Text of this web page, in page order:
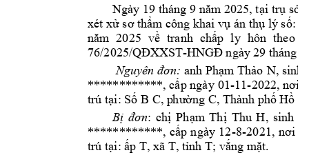
Ngày 19 tháng 9 năm 2025, tại trụ sở
xét xử sơ thẩm công khai vụ án thụ lý số:
năm 2025 về tranh chấp ly hôn theo
76/2025/QĐXXST-HNGĐ ngày 29 tháng 8
Nguyên đơn: anh Phạm Thảo N, sinh
************, cấp ngày 01-11-2022, nơi
trú tại: Số B C, phường C, Thành phố Hồ
Bị đơn: chị Phạm Thị Thu H, sinh
************, cấp ngày 12-8-2021, nơi
trú tại: ấp T, xã T, tỉnh T; vắng mặt.